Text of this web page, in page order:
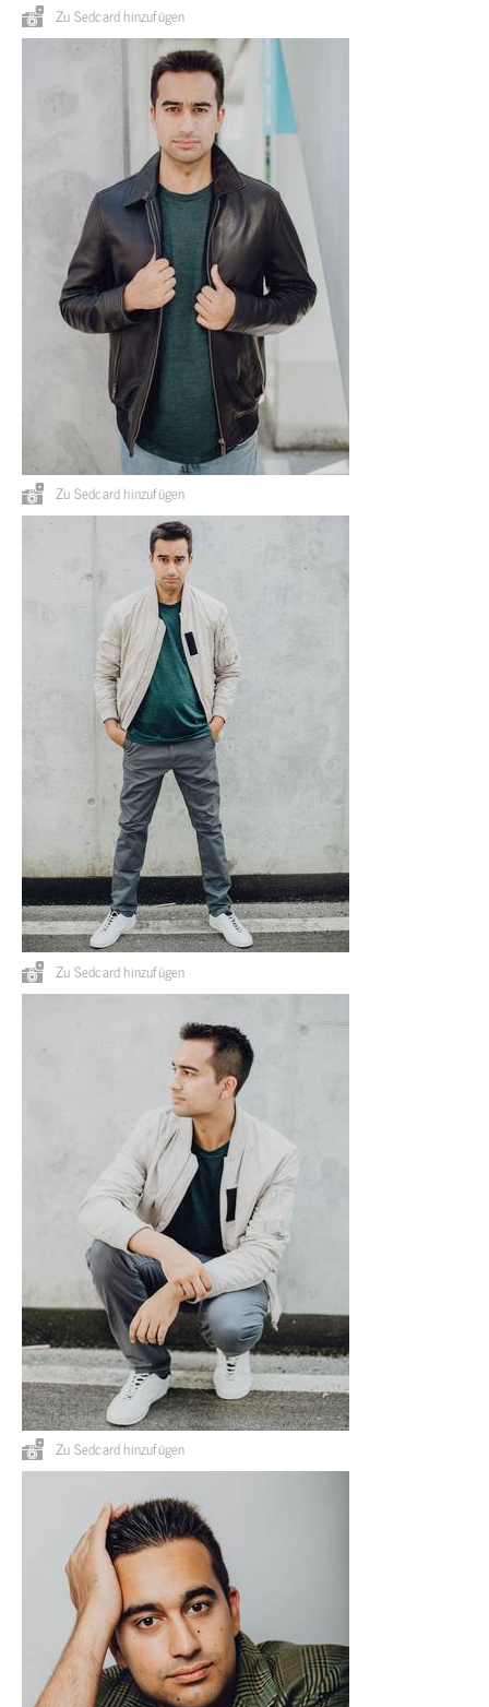
Zu Sedcard hinzufügen
Zu Sedcard hinzufügen
Zu Sedcard hinzufügen
Zu Sedcard hinzufügen